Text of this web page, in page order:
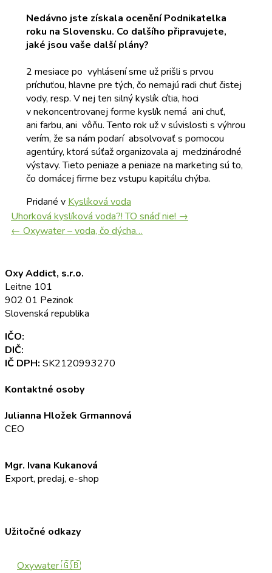
Nedávno jste získala ocenění Podnikatelka
roku na Slovensku. Co dalšího připravujete,
jaké jsou vaše další plány?
2 mesiace po vyhlásení sme už prišli s prvou
príchuťou, hlavne pre tých, čo nemajú radi chuť čistej
vody, resp. V nej ten silný kyslík cítia, hoci
v nekoncentrovanej forme kyslík nemá ani chuť,
ani farbu, ani vôňu. Tento rok už v súvislosti s výhrou
verím, že sa nám podarí absolvovať s pomocou
agentúry, ktorá súťaž organizovala aj medzinárodné
výstavy. Tieto peniaze a peniaze na marketing sú to,
čo domácej firme bez vstupu kapitálu chýba.
Pridané v Kyslíková voda
Navigácia
v
Uhorková kyslíková voda?! TO snáď nie! →
← Oxywater – voda, čo dýcha…
Oxy Addict, s.r.o.
Leitne 101
902 01 Pezinok
Slovenská republika
IČO:
DIČ:
IČ DPH: SK2120993270
Kontaktné osoby
Julianna Hložek Grmannová
CEO
Mgr. Ivana Kukanová
Export, predaj, e-shop
Užitočné odkazy
Oxywater 🇬🇧